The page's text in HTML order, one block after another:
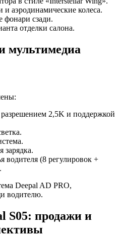
аэродинамические колеса.
фонари сзади.
отделки салона.
мультимедиа
2,5K и поддержкой
зарядка.
водителя (8 регулировок +
Deepal AD PRO,
водителю.
S05: продажи и